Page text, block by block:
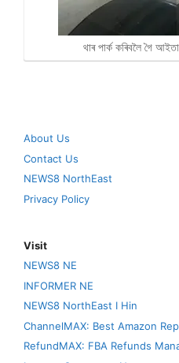
থাৰ পাৰ্ক কৰিবলৈ গৈ
About Us
Contact Us
NEWS8 NorthEast
Privacy Policy
Visit
NEWS8 NE
INFORMER NE
NEWS8 NorthEast I Hin
ChannelMAX: Best Amazon
RefundMAX: FBA Refunds